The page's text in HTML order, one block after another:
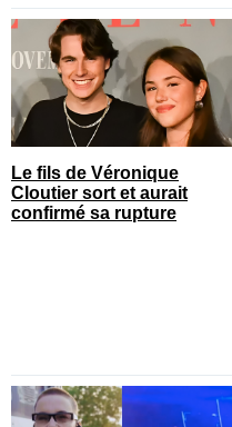
Le fils de Véronique
Cloutier sort et aurait
confirmé sa rupture